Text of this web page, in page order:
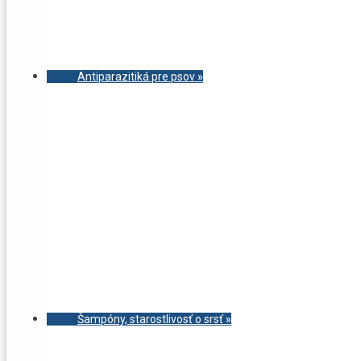
Antiparazitiká pre psov»
Šampóny, starostlivosť o srsť»